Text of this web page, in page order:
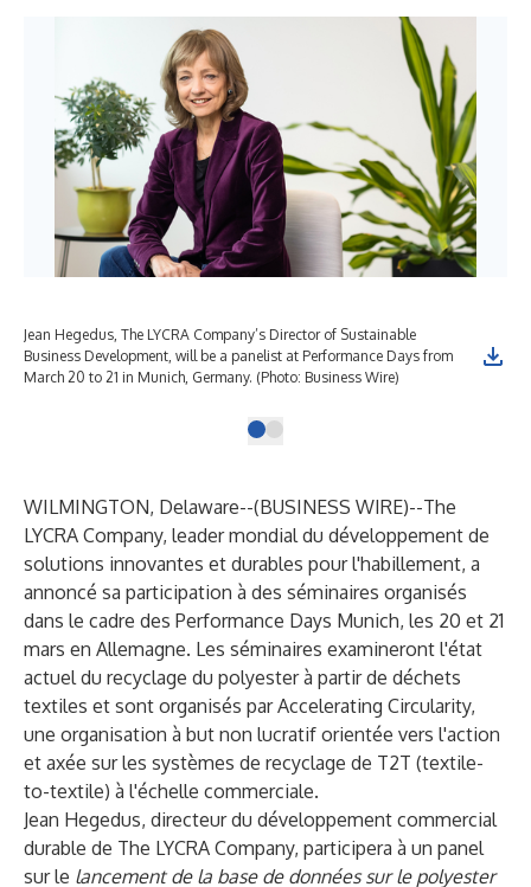
Jean Hegedus, The LYCRA Company’s Director of Sustainable
Business Development, will be a panelist at Performance Days from
March 20 to 21 in Munich, Germany. (Photo: Business Wire)
WILMINGTON, Delaware--(BUSINESS WIRE)--The
LYCRA Company, leader mondial du développement de
solutions innovantes et durables pour l'habillement, a
annoncé sa participation à des séminaires organisés
dans le cadre des Performance Days Munich, les 20 et 21
mars en Allemagne. Les séminaires examineront l'état
actuel du recyclage du polyester à partir de déchets
textiles et sont organisés par Accelerating Circularity,
une organisation à but non lucratif orientée vers l'action
et axée sur les systèmes de recyclage de T2T (textile-
to-textile) à l'échelle commerciale.
Jean Hegedus, directeur du développement commercial
durable de The LYCRA Company, participera à un panel
sur le lancement de la base de données sur le polyester